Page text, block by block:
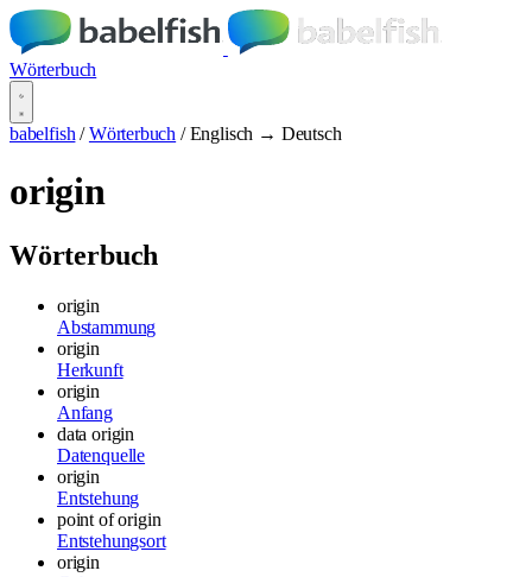
Wörterbuch
babelfish / Wörterbuch / Englisch → Deutsch
origin
Wörterbuch
origin
Abstammung
origin
Herkunft
origin
Anfang
data origin
Datenquelle
origin
Entstehung
point of origin
Entstehungsort
origin